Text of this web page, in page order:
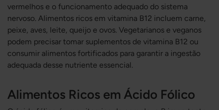
vermelhos e o funcionamento adequado do sistema
nervoso. Alimentos ricos em vitamina B12 incluem carne,
peixe, aves, leite, queijo e ovos. Vegetarianos e veganos
podem precisar tomar suplementos de vitamina B12 ou
consumir alimentos fortificados para garantir a ingestão
adequada desse nutriente essencial.
Alimentos Ricos em Ácido Fólico